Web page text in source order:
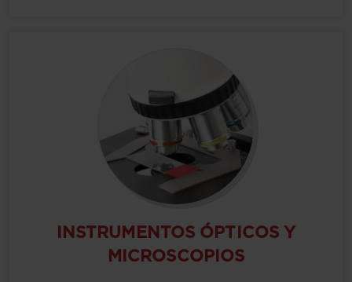
INSTRUMENTOS ÓPTICOS Y
MICROSCOPIOS